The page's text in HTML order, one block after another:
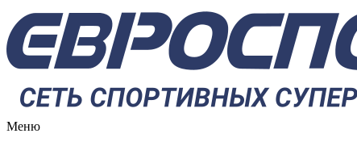
Меню